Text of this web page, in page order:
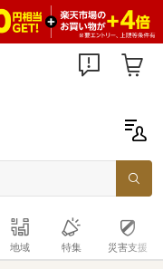
地域 特集 災害支援